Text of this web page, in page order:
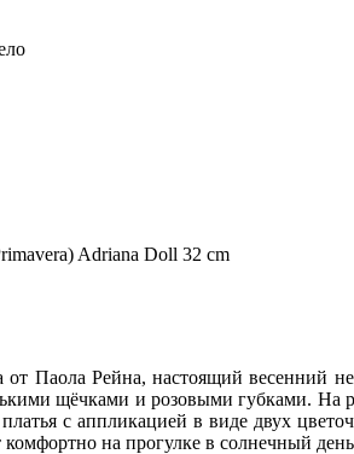
Adriana Doll 32 cm
Паола Рейна, настоящий
щёчками и розовыми губками.
с аппликацией в виде двух
на прогулке в солнечный